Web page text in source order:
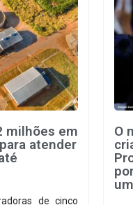
milhões em
atender
de cinco
O